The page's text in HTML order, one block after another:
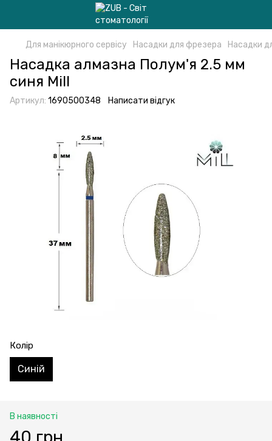
Для манікюрного сервісу Насадки для фрезера Насадки
Насадка алмазна Полум'я 2.5 мм
синя Mill
Артикул: 1690500348 Написати відгук
Колір
Синій
В наявності
40 грн